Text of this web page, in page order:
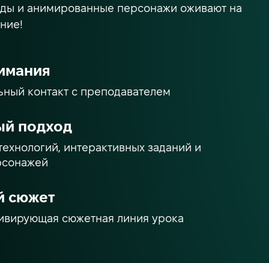
и анимированные персонажи оживают на
контакт с преподавателем
подход
интерактивных заданий и
сюжет
сюжетная линия урока